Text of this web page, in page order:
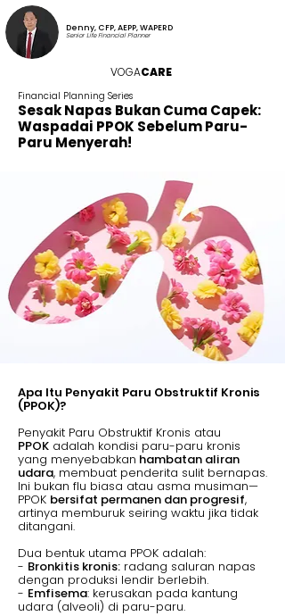
VOGACARE
Denny, CFP, AEPP, WAPERD
Senior Life Financial Planner
Financial Planning Series
Sesak Napas Bukan Cuma Capek:
Waspadai PPOK Sebelum Paru-
Paru Menyerah!
Apa Itu Penyakit Paru Obstruktif Kronis
(PPOK)?
Penyakit Paru Obstruktif Kronis atau
PPOK adalah kondisi paru-paru kronis
yang menyebabkan hambatan aliran
udara, membuat penderita sulit bernapas.
Ini bukan flu biasa atau asma musiman—
PPOK bersifat permanen dan progresif,
artinya memburuk seiring waktu jika tidak
ditangani.
Dua bentuk utama PPOK adalah:
- Bronkitis kronis: radang saluran napas
dengan produksi lendir berlebih.
- Emfisema: kerusakan pada kantung
udara (alveoli) di paru-paru.